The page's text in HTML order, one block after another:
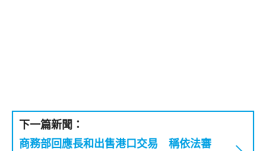
下一篇新聞：
商務部回應長和出售港口交易 稱依法審